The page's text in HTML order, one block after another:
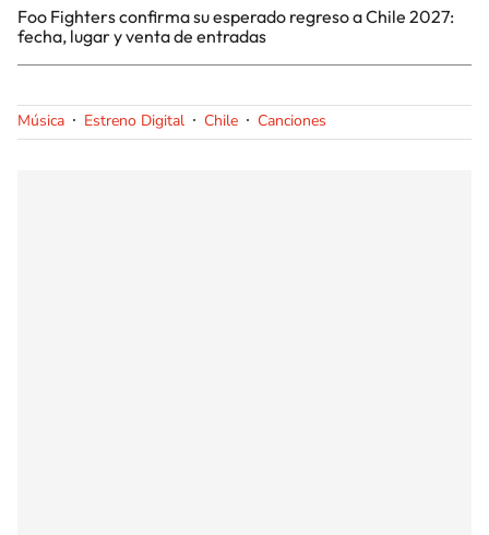
Foo Fighters confirma su esperado regreso a Chile 2027:
fecha, lugar y venta de entradas
Música Estreno Digital Chile Canciones